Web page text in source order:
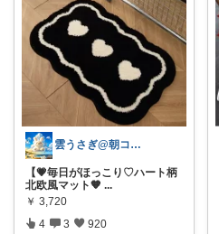
雲うさぎ@朝コレ❤良質便利時短グッズ🐰
【💗毎日がほっこり♡ハート柄
北欧風マット🧡 ...
￥ 3,720
4 3 920